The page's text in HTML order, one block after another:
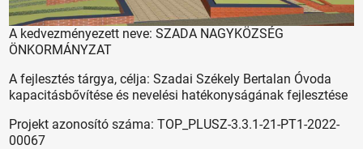
A kedvezményezett neve: SZADA NAGYKÖZSÉG
ÖNKORMÁNYZAT
A fejlesztés tárgya, célja: Szadai Székely Bertalan Óvoda
kapacitásbővítése és nevelési hatékonyságának fejlesztése
Projekt azonosító száma: TOP_PLUSZ-3.3.1-21-PT1-2022-
00067